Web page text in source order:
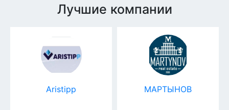
Лучшие компании
Aristipp МАРТЫНОВ